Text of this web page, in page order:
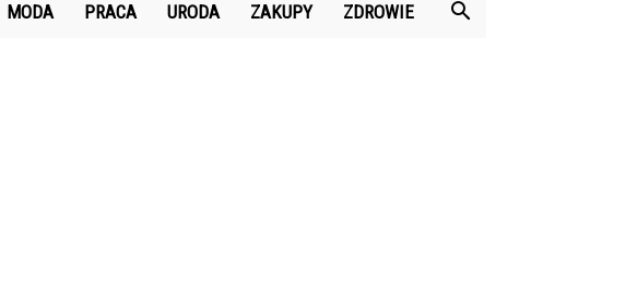
MODA PRACA URODA ZAKUPY ZDROWIE